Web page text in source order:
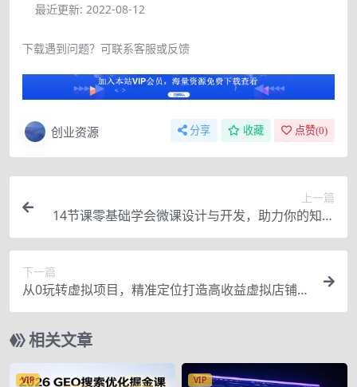
最近更新: 2022-08-12
下载遇到问题？可联系客服或反馈
创业资源 分享 收藏 点赞(0)
上一篇
14节课零基础学会微课设计与开发，助力你的知识
变现之路
下一篇
从0玩转虚拟项目，精准定位打造高收益虚拟店铺！
【视频教程】
相关文章
VIP VIP